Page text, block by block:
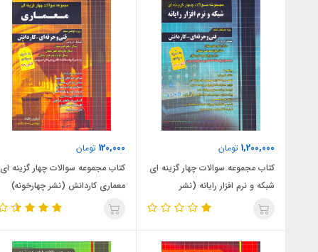
1,200,000 تومان
کتاب مجموعه سوالات چهار گزینه ای
شبکه و نرم افزار رایانه (نشر
چهارخونه)
120,000 تومان
کتاب مجموعه سوالات چهار گزینه ای
معماری کاردانش (نشر چهارخونه)